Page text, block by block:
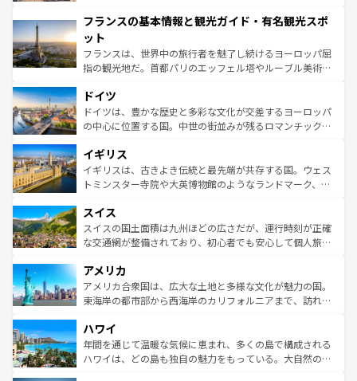
ませてくれるイタリアで、忘れられない旅をしてみよう！
なお、新着のイタリア情報は
しい。
文化が根付くこの国では、情熱的なフラメンコ、熱気あふ
れる闘牛、そして美味しいタパスが生活の一部となってい
る。首都マドリードの洗練された雰囲気や、バルセロナの
アートに溢れた街角から、地方では古代ローマ遺跡や中世
せる。地方によって風土や気候が異なるスペインはその個
性で訪れる人を魅了する。 なお、新着のスペイン情報は コ
ンテンツ一覧を参照してほしい。
フランスの基本情報と観光ガイド・有名観光スポ
ット
フランスは、世界中の旅行者を魅了し続けるヨーロッパ屈
指の観光地だ。首都パリのエッフェル塔やルーブル美術館
で、幅広い魅力が詰まっている。華麗な宮殿、歴史的な大
聖堂、美しいビーチ、そして豊かな自然が、訪れる者を心
から魅了する。また、フランスは美食の国としても知ら
いる。シャンパンの発祥地であるランス、プロヴァンスの
香り高いラベンダー畑など、多彩な楽しみ方が可能だ。さ
らに、パリ以外の地域にも魅力が溢れており、どの街角に
れる地方に足を運ぶとそれぞれで全く異なる文化を体験で
きるだろう。 なお、新着のフランス情報はコンテンツ一覧
を参照してほしい。
ドイツ
ドイツは、豊かな歴史と多彩な文化が交差するヨーロッパ
の中心に位置する国。中世の街並みが残るロマンチック街
顔を持つこの国は、どこを歩いても飽きることがない。ベ
ルリンの文化的活気、バイエルン州のアルプスの絶景、そ
してライン川沿いのワイン畑といった風景は必見。ビール
は、お酒好きな人にはぜひ体験してほしい。 なお、新着の
ドイツ情報はコンテンツ一覧を参照してほしい。
イギリス
イギリスは、古きよき伝統と最先端が共存する国。ウェス
トミンスター寺院や大英博物館のようなランドマーク、歴
リアごとに異なる魅力がある。また、優雅なアフタヌーン
ティー、ビール好きにはたまらない英国パブ、サッカー観
戦など、本場だからこそできる体験も豊富。イギリスを旅
ンツ一覧を参照してほしい。
スイス
スイスの国土面積は九州ほどの広さだが、運行時刻が正確
な交通網が整備されており、初心者でも安心して個人旅行
の建物がそのまま残る町や、スイスならではのユニークな
博物館もあり、アルプス観光だけでなく町歩きも満喫する
ことができる。国民の所得が高いため物価も高いが、旅行
ば市内交通費無料で観光を楽しむこともできる。 なお、新
着のスイス情報はコンテンツ一覧 を参照してほしい。
アメリカ
アメリカ合衆国は、広大な土地と多様な文化が魅力の国。
東海岸の都市部から西海岸のカリフォルニアまで、訪れる
のような巨大都市は、観光、ショッピング、エンターテイ
ンメントが詰まった刺激的なスポットだ。一方、アメリカ
西部には大自然が広がり、グランドキャニオンやイエロー
ハワイ
年間を通じて温暖な気候に恵まれ、多くの島で構成される
ハワイは、どの島も独自の魅力をもっている。大自然の神